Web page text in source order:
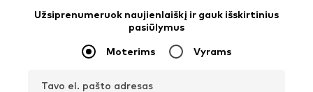
Užsiprenumeruok naujienlaiškį ir gauk išskirtinius
pasiūlymus
Moterims Vyrams
Tavo el. pašto adresas